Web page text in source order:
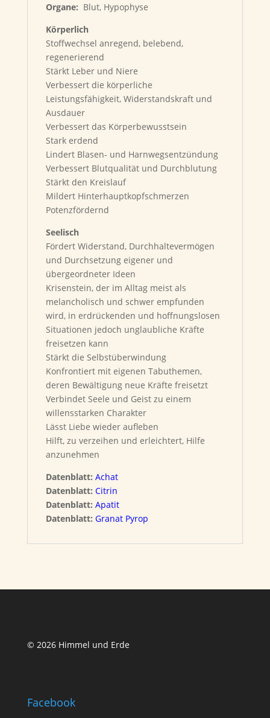
Organe: Blut, Hypophyse
Körperlich
Stoffwechsel anregend, belebend,
regenerierend
Stärkt Leber und Niere
Verbessert die körperliche
Leistungsfähigkeit, Widerstandskraft und
Ausdauer
Verbessert das Körperbewusstsein
Stark erdend
Lindert Blasen- und Harnwegsentzündung
Verbessert Blutqualität und Durchblutung
Stärkt den Kreislauf
Mildert Hinterhauptkopfschmerzen
Potenzfördernd
Seelisch
Fördert Widerstand, Durchhaltevermögen
und Durchsetzung eigener und
übergeordneter Ideen
Krisenstein, der im Alltag meist als
melancholisch und schwer empfunden
wird, in erdrückenden und hoffnungslosen
Situationen jedoch unglaubliche Kräfte
freisetzen kann
Stärkt die Selbstüberwindung
Konfrontiert mit eigenen Tabuthemen,
deren Bewältigung neue Kräfte freisetzt
Verbindet Seele und Geist zu einem
willensstarken Charakter
Lässt Liebe wieder aufleben
Hilft, zu verzeihen und erleichtert, Hilfe
anzunehmen
Datenblatt: Achat
Datenblatt: Citrin
Datenblatt: Apatit
Datenblatt: Granat Pyrop
© 2026 Himmel und Erde
Facebook